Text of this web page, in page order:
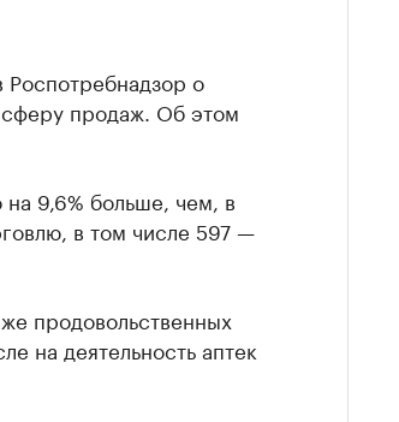
о
продаж. Об этом
9,6% больше, чем, в
в том числе 597 —
продовольственных
на деятельность аптек